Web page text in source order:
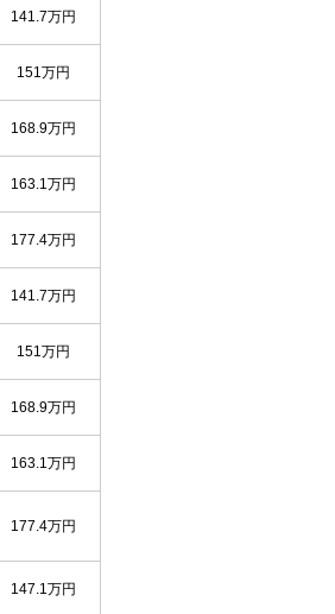
141.7万円
151万円
168.9万円
163.1万円
177.4万円
141.7万円
151万円
168.9万円
163.1万円
177.4万円
147.1万円